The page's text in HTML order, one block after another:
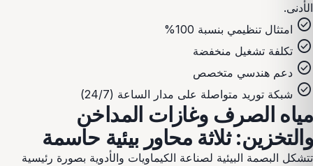
الأدنى.
check_circle امتثال تنظيمي بنسبة 100%
check_circle تكلفة تشغيل منخفضة
check_circle دعم هندسي متخصص
check_circle شبكة توريد متواصلة على مدار الساعة (24/7)
مياه الصرف وغازات المداخن
والتخزين: ثلاثة محاور بيئية حاسمة
تتشكل البصمة البيئية لصناعة الكيماويات والأدوية بصورة رئيسية